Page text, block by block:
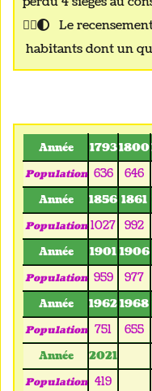
 Le
habitants dont un
Année 17931800
Population 636 646
Année 1856 1861
Population 1027 992
Année 1901 1906
Population 959 977
Année 19621968
Population 751 655
Année
2021
Population 419